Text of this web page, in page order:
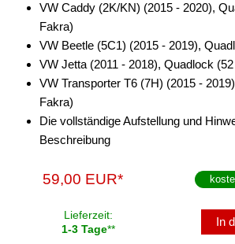
für Fiat
für Ford
für General Motors
für Honda
für Hyundai
für Iveco
für John Deere
VW Caddy (2K/KN) (2015 - 2020),
Fakra)
VW Beetle (5C1) (2015 - 2019),
VW Jetta (2011 - 2018), Quadlock
VW Transporter T6 (7H) (2015 -
Fakra)
Die vollständige Aufstellung und
Beschreibung
59,00 EUR*
Lieferzeit:
1-3 Tage**
In